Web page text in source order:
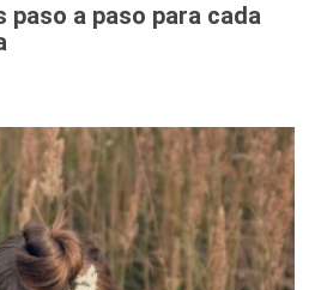
paso a paso para cada